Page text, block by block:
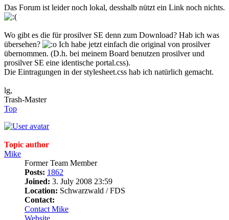
Das Forum ist leider noch lokal, desshalb nützt ein Link noch nichts.
Wo gibt es die für prosilver SE denn zum Download? Hab ich was
übersehen?
Ich habe jetzt einfach die original von prosilver
übernommen. (D.h. bei meinem Board benutzen prosilver und
prosilver SE eine identische portal.css).
Die Eintragungen in der stylesheet.css hab ich natürlich gemacht.
lg,
Trash-Master
Top
Topic author
Mike
Former Team Member
Posts: 1862
Joined: 3. July 2008 23:59
Location: Schwarzwald / FDS
Contact:
Contact Mike
Website